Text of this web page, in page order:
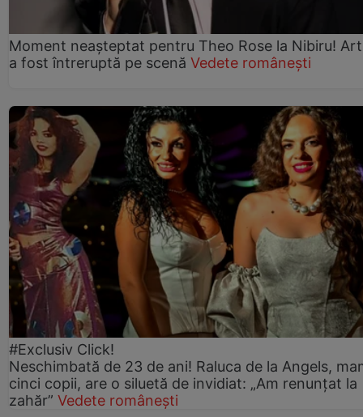
Moment neașteptat pentru Theo Rose la Nibiru!
a fost întreruptă pe scenă Vedete românești
#Exclusiv Click!
Neschimbată de 23 de ani! Raluca de la Angels,
cinci copii, are o siluetă de invidiat: „Am renunțat la
zahăr” Vedete românești